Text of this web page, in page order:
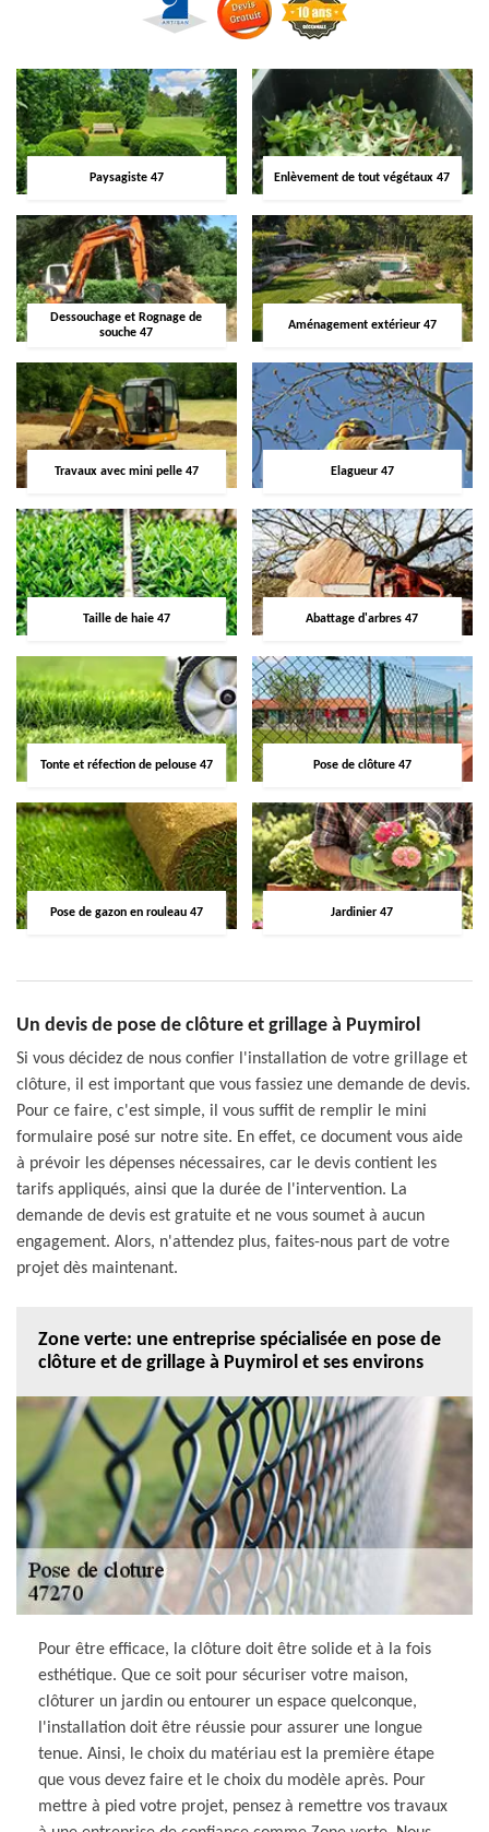
Paysagiste 47 Enlèvement de tout végétaux 47
Dessouchage et Rognage de
souche 47
Aménagement extérieur 47
Travaux avec mini pelle 47 Elagueur 47
Taille de haie 47 Abattage d'arbres 47
Tonte et réfection de pelouse 47 Pose de clôture 47
Pose de gazon en rouleau 47 Jardinier 47
Un devis de pose de clôture et grillage à Puymirol
Si vous décidez de nous confier l'installation de votre grillage et
clôture, il est important que vous fassiez une demande de devis.
Pour ce faire, c'est simple, il vous suffit de remplir le mini
formulaire posé sur notre site. En effet, ce document vous aide
à prévoir les dépenses nécessaires, car le devis contient les
tarifs appliqués, ainsi que la durée de l'intervention. La
demande de devis est gratuite et ne vous soumet à aucun
engagement. Alors, n'attendez plus, faites-nous part de votre
projet dès maintenant.
Zone verte: une entreprise spécialisée en pose de
clôture et de grillage à Puymirol et ses environs
Pour être efficace, la clôture doit être solide et à la fois
esthétique. Que ce soit pour sécuriser votre maison,
clôturer un jardin ou entourer un espace quelconque,
l'installation doit être réussie pour assurer une longue
tenue. Ainsi, le choix du matériau est la première étape
que vous devez faire et le choix du modèle après. Pour
mettre à pied votre projet, pensez à remettre vos travaux